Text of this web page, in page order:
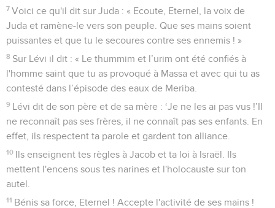
7 Voici ce qu'il dit sur Juda : « Ecoute, Eternel, la voix de
Juda et ramène-le vers son peuple. Que ses mains soient
puissantes et que tu le secoures contre ses ennemis ! »
8 Sur Lévi il dit : « Le thummim et l’urim ont été confiés à
l'homme saint que tu as provoqué à Massa et avec qui tu as
contesté dans l’épisode des eaux de Meriba.
9 Lévi dit de son père et de sa mère : ‘Je ne les ai pas vus !’Il
ne reconnaît pas ses frères, il ne connaît pas ses enfants. En
effet, ils respectent ta parole et gardent ton alliance.
10 Ils enseignent tes règles à Jacob et ta loi à Israël. Ils
mettent l'encens sous tes narines et l'holocauste sur ton
autel.
11 Bénis sa force, Eternel ! Accepte l'activité de ses mains !